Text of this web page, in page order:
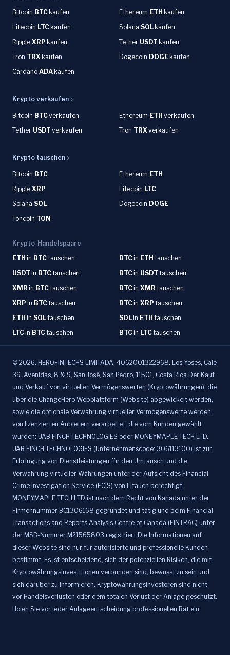
Bitcoin BTC kaufen Ethereum ETH kaufen
Litecoin LTC kaufen Solana SOL kaufen
Ripple XRP kaufen Tether USDT kaufen
Tron TRX kaufen Dogecoin DOGE kaufen
Cardano ADA kaufen
Krypto verkaufen
Bitcoin BTCverkaufen Ethereum ETH verkaufen
Tether USDT verkaufen Tron TRXverkaufen
Krypto tauschen
Bitcoin BTC Ethereum ETH
Ripple XRP Litecoin LTC
Solana SOL Dogecoin DOGE
Toncoin TON
Krypto-Handelspaare
ETH in BTCtauschen BTCin ETH tauschen
USDT in BTCtauschen BTCin USDT tauschen
XMR in BTCtauschen BTCin XMR tauschen
XRP in BTCtauschen BTCin XRP tauschen
ETH in SOLtauschen SOLin ETH tauschen
LTCin BTCtauschen BTCin LTCtauschen
© 2026. HEROFINTECHS LIMITADA, 4062001322968. Los Yoses, Cale
39. Avenidas, 8 & 9, San José, San Pedro, 11501, Costa Rica.Der Kauf
und Verkauf von virtuellen Vermögenswerten (Kryptowährungen), die
über die ChangeHero Webplattform (Website) abgewickelt werden,
sowie die optionale Verwahrung virtueller Vermögenswerte werden
von lizenzierten Anbietern verarbeitet, die vom Kunden gewählt
wurden: UAB FINCH TECHNOLOGIES oder MONEYMAPLE TECH LTD.
UAB FINCH TECHNOLOGIES (Unternehmenscode: 306113100) ist zur
Erbringung von Dienstleistungen für den Umtausch und die
Verwahrung virtueller Währungen unter der Aufsicht des Financial
Crime Investigation Service (FCIS) von Litauen berechtigt.
MONEYMAPLE TECH LTD ist nach dem Recht von Kanada unter der
Firmennummer BC1306168 gegründet und tätig und beim Financial
Transactions and Reports Analysis Centre of Canada (FINTRAC) unter
der MSB-Nummer M21565803 registriert.Die Informationen auf
dieser Website sind nur für autorisierte und professionelle Kunden
bestimmt. Es ist entscheidend, sich der potenziellen Risiken, die mit
Kryptowährungsinvestitionen verbunden sind, bewusst zu sein und
sich darüber zu informieren. Kryptowährungsinvestoren sind nicht
vor Handelsverlusten oder dem totalen Verlust der Anlage geschützt.
Holen Sie vor jeder Anlageentscheidung professionellen Rat ein.